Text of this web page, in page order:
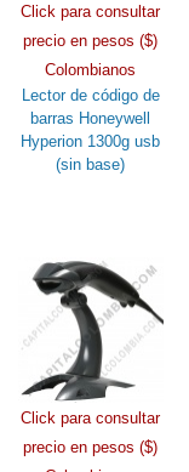
Click para consultar
precio en pesos ($)
Colombianos
Lector de código de
barras Honeywell
Hyperion 1300g usb
(sin base)
Click para consultar
precio en pesos ($)